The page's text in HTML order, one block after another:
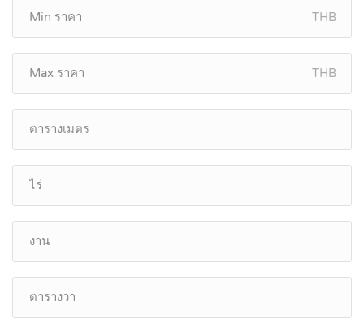
THB
THB